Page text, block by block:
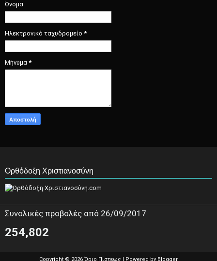
Όνομα
Ηλεκτρονικό ταχυδρομείο *
Μήνυμα *
Ορθόδοξη Χριστιανοσύνη
Συνολικές προβολές από 26/09/2017
254,802
Copyright © 2026 Όριο Πίστεως | Powered by Blogger